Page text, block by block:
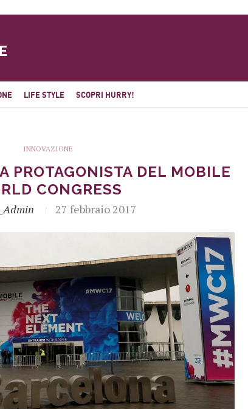
LIFE STYLE SCOPRI HURRY!
INNOVAZIONE
PROTAGONISTA DEL MOBILE
CONGRESS
27 febbraio 2017